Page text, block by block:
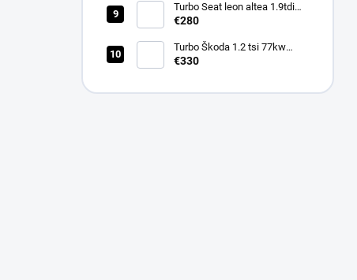
Turbo Seat leon altea 1.9tdi
77kw BXE BKC BJB 751851
€280
Turbo Škoda 1.2 tsi 77kw
63kw 66kw CBZA CBZB
€330